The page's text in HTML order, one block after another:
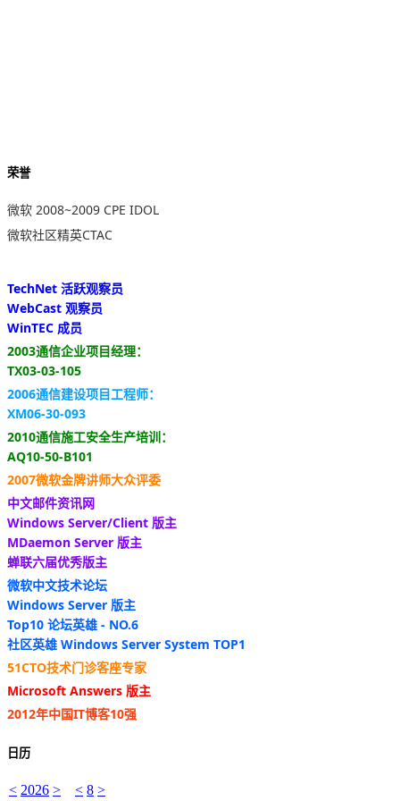
荣誉
微软 2008~2009 CPE IDOL
微软社区精英CTAC
TechNet 活跃观察员
WebCast 观察员
WinTEC 成员
2003通信企业项目经理：
TX03-03-105
2006通信建设项目工程师：
XM06-30-093
2010通信施工安全生产培训：
AQ10-50-B101
2007微软金牌讲师大众评委
中文邮件资讯网
Windows Server/Client 版主
MDaemon Server 版主
蝉联六届优秀版主
微软中文技术论坛
Windows Server 版主
Top10 论坛英雄 - NO.6
社区英雄 Windows Server System TOP1
51CTO技术门诊客座专家
Microsoft Answers 版主
2012年中国IT博客10强
日历
< 2026 > < 8 >